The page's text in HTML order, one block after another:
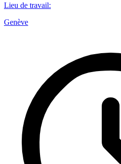
Lieu de travail:
Genève